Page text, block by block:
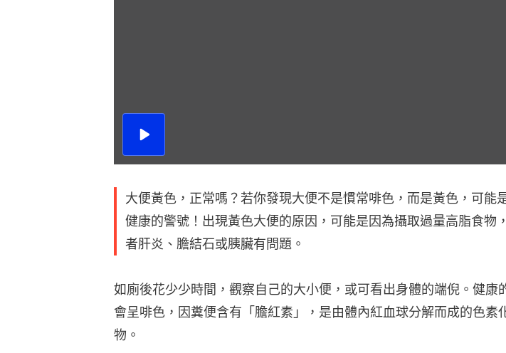
播
大便黃色，正常嗎？若你發現大便不是慣常啡色，而是黃色，可能
健康的警號！出現黃色大便的原因，可能是因為攝取過量高脂食物
者肝炎、膽結石或胰臟有問題。
如廁後花少少時間，觀察自己的大小便，或可看出身體的端倪。健康
會呈啡色，因糞便含有「膽紅素」，是由體內紅血球分解而成的色素
物。